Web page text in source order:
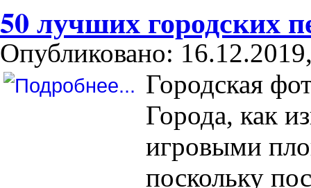
50 лучших городских
Опубликовано:
Городская
Города, как
игровыми
поскольку